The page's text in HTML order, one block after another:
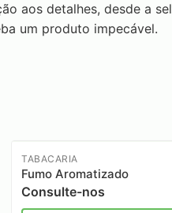
aos detalhes, desde a
um produto impecável.
TABACARIA
Fumo Aromatizado
Consulte-nos